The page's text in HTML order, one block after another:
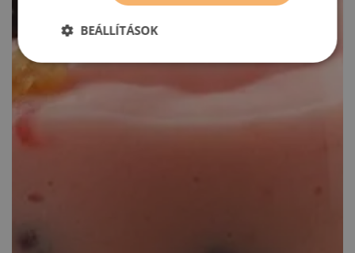
BEÁLLÍTÁSOK